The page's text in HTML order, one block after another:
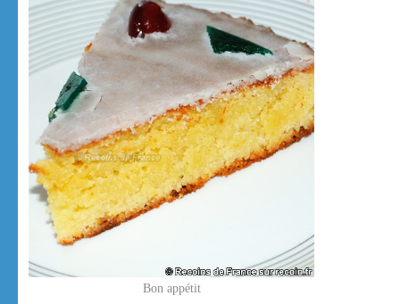
Bon appétit